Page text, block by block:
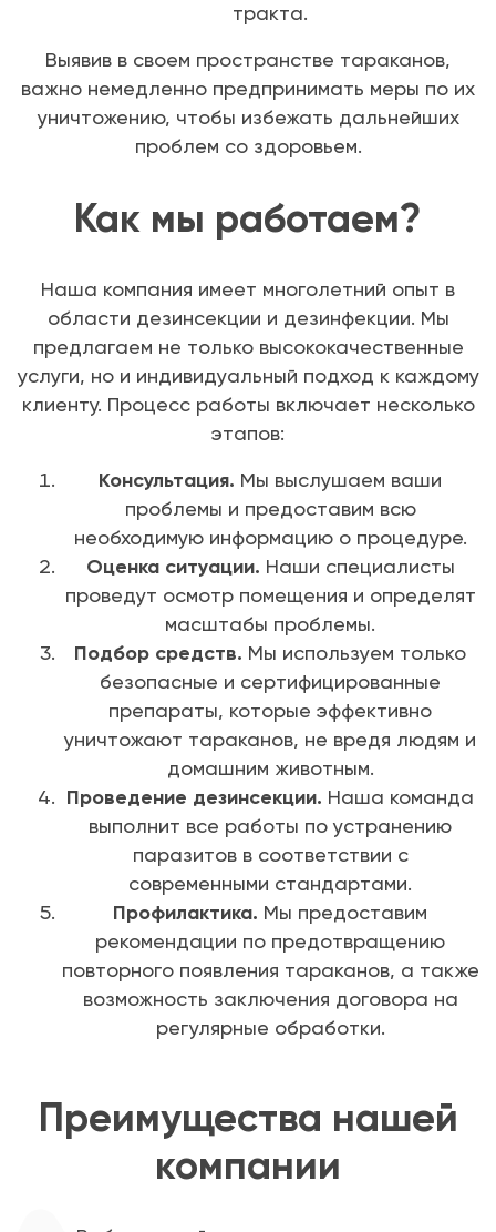
тракта.
Выявив в своем пространстве тараканов,
важно немедленно предпринимать меры по их
уничтожению, чтобы избежать дальнейших
проблем со здоровьем.
Как мы работаем?
Наша компания имеет многолетний опыт в
области дезинсекции и дезинфекции. Мы
предлагаем не только высококачественные
услуги, но и индивидуальный подход к каждому
клиенту. Процесс работы включает несколько
этапов:
Консультация. Мы выслушаем ваши
проблемы и предоставим всю
необходимую информацию о процедуре.
Оценка ситуации. Наши специалисты
проведут осмотр помещения и определят
масштабы проблемы.
Подбор средств. Мы используем только
безопасные и сертифицированные
препараты, которые эффективно
уничтожают тараканов, не вредя людям и
домашним животным.
Проведение дезинсекции. Наша команда
выполнит все работы по устранению
паразитов в соответствии с
современными стандартами.
Профилактика. Мы предоставим
рекомендации по предотвращению
повторного появления тараканов, а также
возможность заключения договора на
регулярные обработки.
Преимущества нашей
компании